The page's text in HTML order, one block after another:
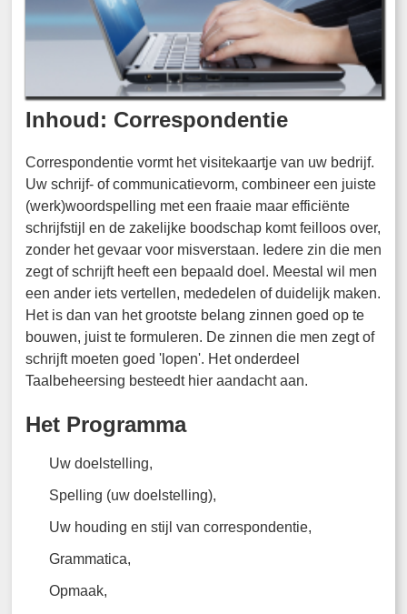
Inhoud: Correspondentie
Correspondentie vormt het visitekaartje van uw bedrijf.
Uw schrijf- of communicatievorm, combineer een juiste
(werk)woordspelling met een fraaie maar efficiënte
schrijfstijl en de zakelijke boodschap komt feilloos over,
zonder het gevaar voor misverstaan. Iedere zin die men
zegt of schrijft heeft een bepaald doel. Meestal wil men
een ander iets vertellen, mededelen of duidelijk maken.
Het is dan van het grootste belang zinnen goed op te
bouwen, juist te formuleren. De zinnen die men zegt of
schrijft moeten goed 'lopen'. Het onderdeel
Taalbeheersing besteedt hier aandacht aan.
Het Programma
Uw doelstelling,
Spelling (uw doelstelling),
Uw houding en stijl van correspondentie,
Grammatica,
Opmaak,